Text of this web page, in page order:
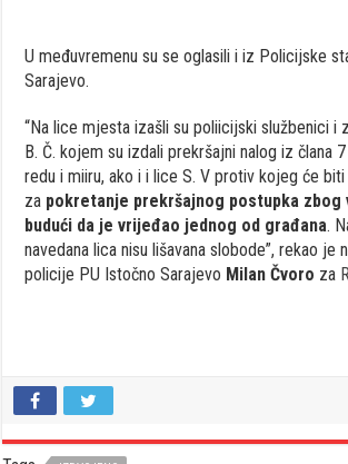
U međuvremenu su se oglasili i iz Policijske
Sarajevo.
“Na lice mjesta izašli su poliicijski službenici i
B. Č. kojem su izdali prekršajni nalog iz člana
redu i miiru, ako i i lice S. V protiv kojeg će
za pokretanje prekršajnog postupka zbog
budući da je vrijeđao jednog od građana.
navedana lica nisu lišavana slobode”, rekao je
policije PU Istočno Sarajevo Milan Čvoro za